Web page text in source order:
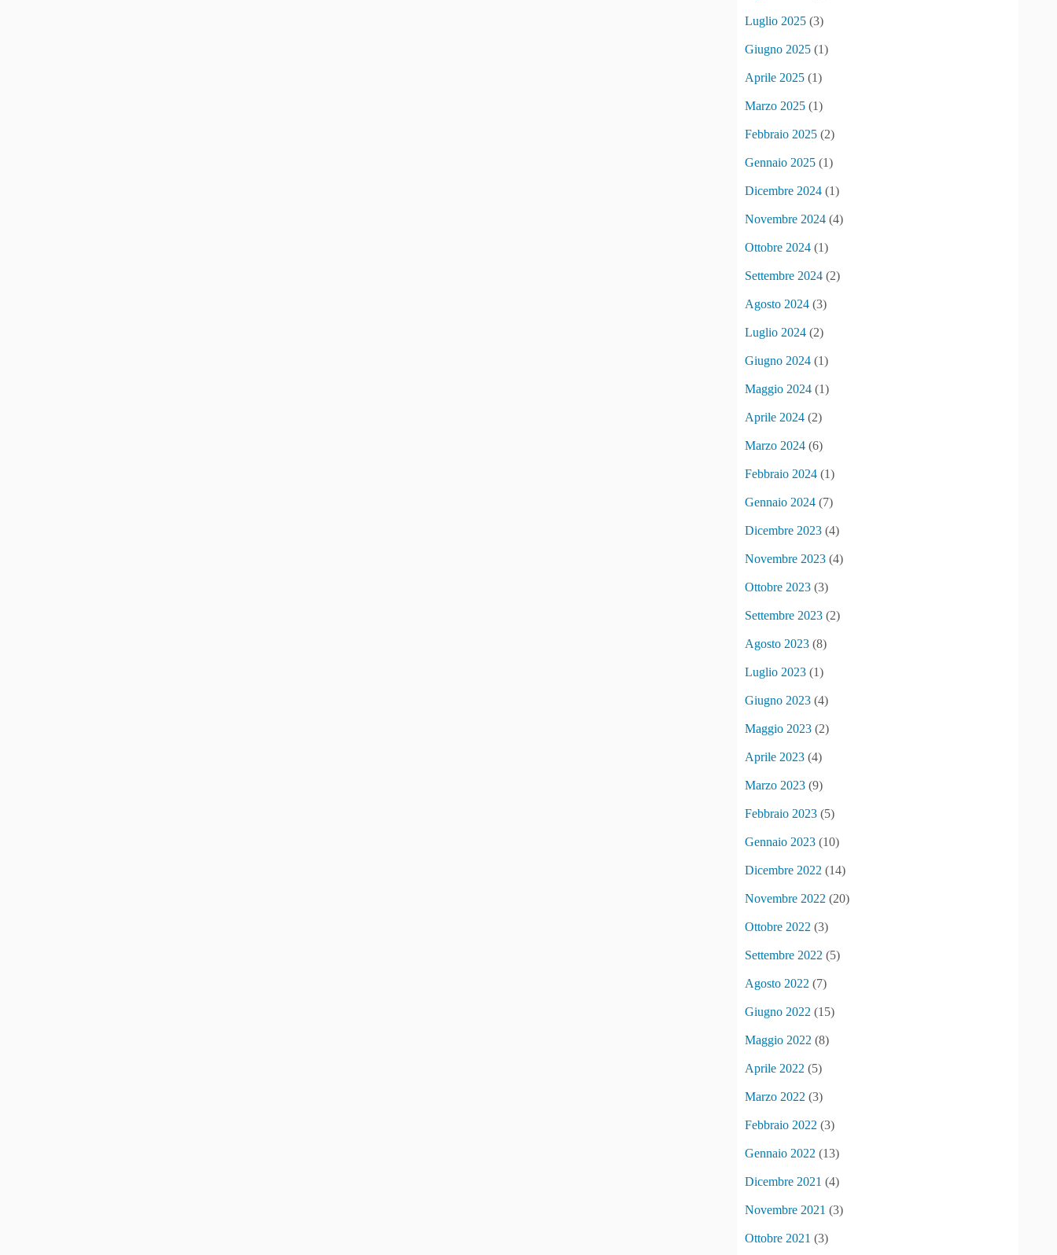
Luglio 2025 (3)
Giugno 2025 (1)
Aprile 2025 (1)
Marzo 2025 (1)
Febbraio 2025 (2)
Gennaio 2025 (1)
Dicembre 2024 (1)
Novembre 2024 (4)
Ottobre 2024 (1)
Settembre 2024 (2)
Agosto 2024 (3)
Luglio 2024 (2)
Giugno 2024 (1)
Maggio 2024 (1)
Aprile 2024 (2)
Marzo 2024 (6)
Febbraio 2024 (1)
Gennaio 2024 (7)
Dicembre 2023 (4)
Novembre 2023 (4)
Ottobre 2023 (3)
Settembre 2023 (2)
Agosto 2023 (8)
Luglio 2023 (1)
Giugno 2023 (4)
Maggio 2023 (2)
Aprile 2023 (4)
Marzo 2023 (9)
Febbraio 2023 (5)
Gennaio 2023 (10)
Dicembre 2022 (14)
Novembre 2022 (20)
Ottobre 2022 (3)
Settembre 2022 (5)
Agosto 2022 (7)
Giugno 2022 (15)
Maggio 2022 (8)
Aprile 2022 (5)
Marzo 2022 (3)
Febbraio 2022 (3)
Gennaio 2022 (13)
Dicembre 2021 (4)
Novembre 2021 (3)
Ottobre 2021 (3)